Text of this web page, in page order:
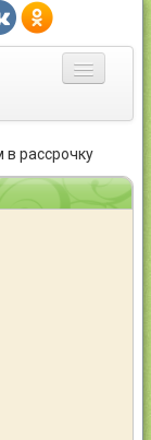
рассрочку